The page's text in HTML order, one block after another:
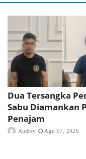
Dua Tersangka
Sabu Diamankan
Penajam
Audrey Agu 07, 2026